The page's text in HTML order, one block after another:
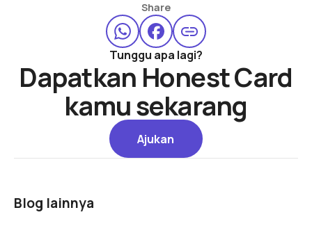
Share
Tunggu apa lagi?
Dapatkan Honest Card
kamu sekarang
Ajukan
Ajukan
Blog lainnya